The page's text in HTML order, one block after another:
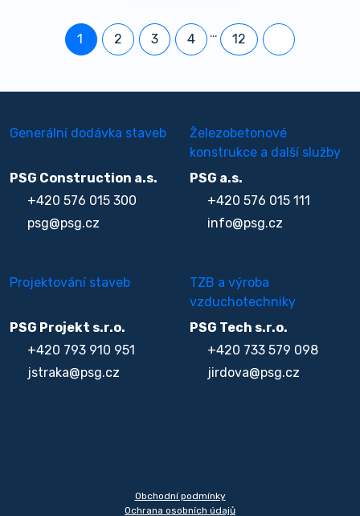
1 2 3 4 … 12
Generální dodávka staveb
PSG Construction a.s.
+420 576 015 300
psg@psg.cz
Železobetonové
konstrukce a další služby
PSG a.s.
+420 576 015 111
info@psg.cz
Projektování staveb
PSG Projekt s.r.o.
+420 793 910 951
jstraka@psg.cz
TZB a výroba
vzduchotechniky
PSG Tech s.r.o.
+420 733 579 098
jirdova@psg.cz
Obchodní podmínky
Ochrana osobních údajů